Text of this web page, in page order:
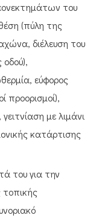
του
(πύλη της
διέλευση του
εύφορος
προορισμοί),
με λιμάνι
κατάρτισης
του για την